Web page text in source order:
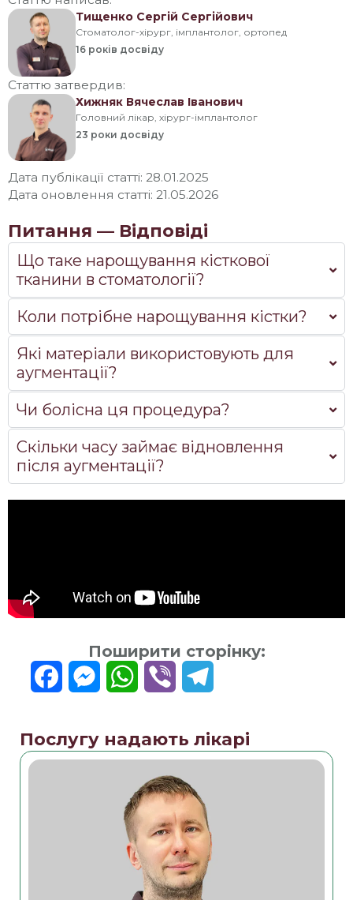
Тищенко Сергій Сергійович
Стоматолог-хірург, імплантолог, ортопед
16 років досвіду
Статтю затвердив:
Хижняк Вячеслав Іванович
Головний лікар, хірург-імплантолог
23 роки досвіду
Дата публікації статті: 28.01.2025
Дата оновлення статті: 21.05.2026
Що таке нарощування кісткової
тканини в стоматології?
Коли потрібне нарощування кістки?
Які матеріали використовують для
аугментації?
Чи болісна ця процедура?
Скільки часу займає відновлення
після аугментації?
Питання — Відповіді
Поширити сторінку:
FacebookMessengerWhatsApp
Viber
Послугу надають лікарі